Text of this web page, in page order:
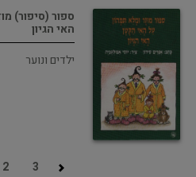
ספור (סיפור)
האי הגיון
ילדים ונוער
2 3